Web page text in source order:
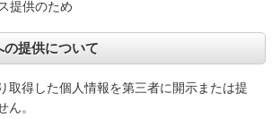
提供のため
提供について
取得した個人情報を第三者に開示または提
ん。